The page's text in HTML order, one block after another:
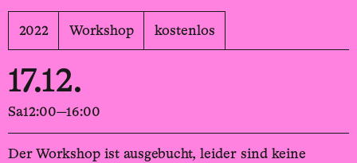
2022 Workshop kostenlos
17.12.
Sa12:00—16:00
Der Workshop ist ausgebucht, leider sind keine